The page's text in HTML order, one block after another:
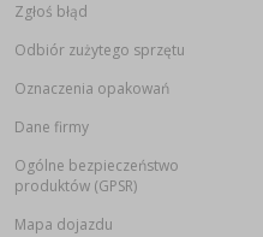
Zgłoś błąd
Odbiór zużytego sprzętu
Oznaczenia opakowań
Dane firmy
Ogólne bezpieczeństwo
produktów (GPSR)
Mapa dojazdu